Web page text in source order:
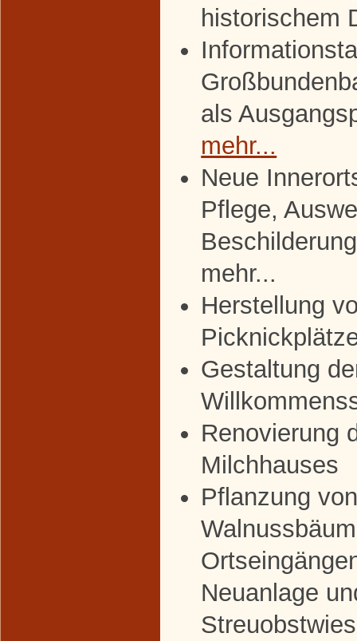
historischem
als
mehr...
Neue
Pflege,
mehr...
Herstellung
Gestaltung
Renovierung
Milchhauses
Pflanzung
Neuanlage